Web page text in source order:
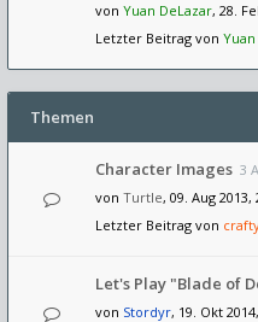
von Yuan DeLazar, 28.
Letzter Beitrag von
Themen
Character Images 3
von Turtle, 09. Aug 2013,
Letzter Beitrag von
Let's Play "Blade of
von Stordyr, 19. Okt